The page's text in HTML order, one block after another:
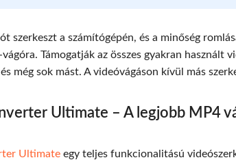
szerkeszt a számítógépén, és a minőség
Támogatják az összes gyakran
még sok mást. A videóvágáson kívül más
Ultimate – A legjobb MP4
Ultimate egy teljes funkcionalitású